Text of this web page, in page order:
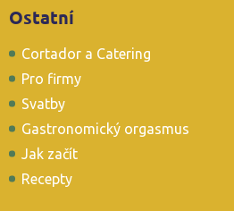
Ostatní
Cortador a Catering
Pro firmy
Svatby
Gastronomický orgasmus
Jak začít
Recepty